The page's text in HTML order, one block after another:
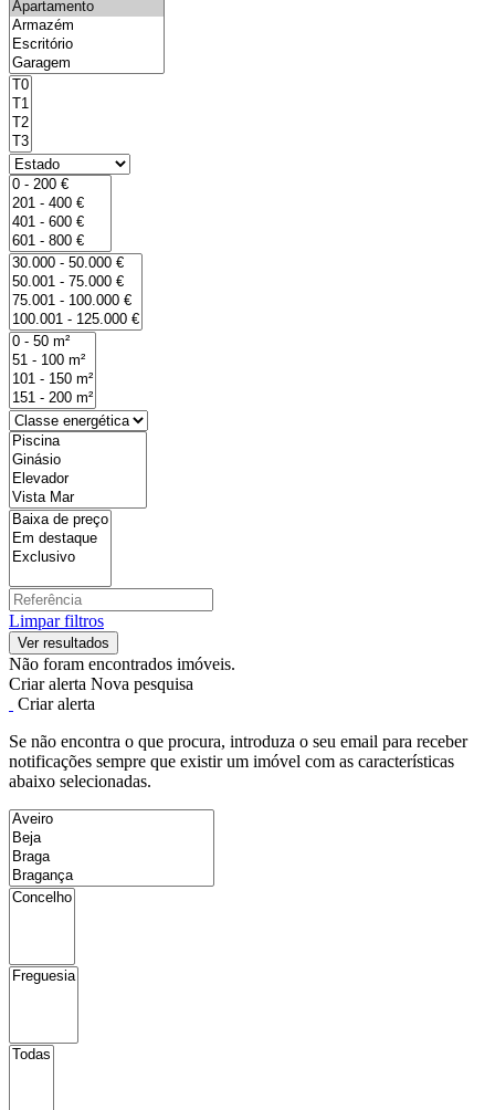
Limpar filtros
Não foram encontrados imóveis.
Criar alerta Nova pesquisa
Criar alerta
Se não encontra o que procura, introduza o seu email para receber
notificações sempre que existir um imóvel com as características
abaixo selecionadas.